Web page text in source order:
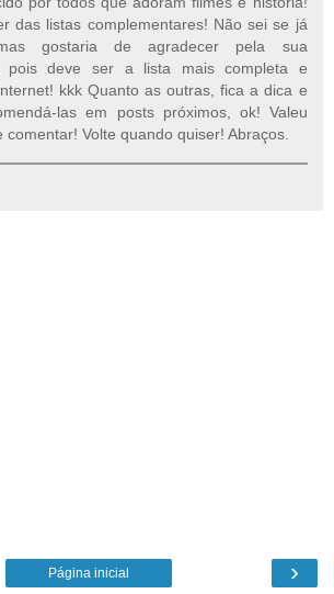
das listas complementares! Não sei se já
gostaria de agradecer pela sua
pois deve ser a lista mais completa e
kkk Quanto as outras, fica a dica e
las em posts próximos, ok! Valeu
comentar! Volte quando quiser! Abraços.
›
Página inicial